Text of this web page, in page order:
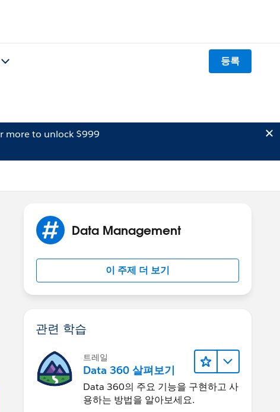
등록
more to unlock $999
Data Management
이 주제 더 보기
관련 학습
트레일
Data 360 살펴보기
Data 360의 주요 기능을 구현하고 사
용하는 방법을 알아보세요.